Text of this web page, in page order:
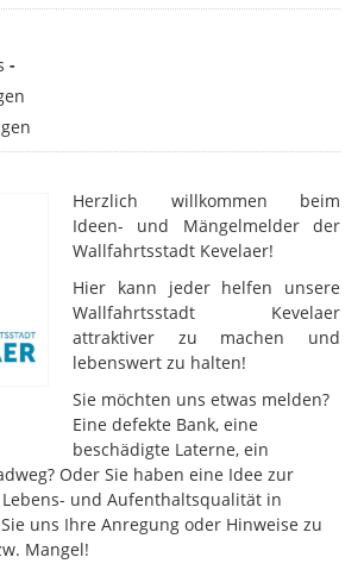
-
Herzlich willkommen beim
Ideen- und Mängelmelder der
Wallfahrtsstadt Kevelaer!
Hier kann jeder helfen unsere
Wallfahrtsstadt Kevelaer
attraktiver zu machen und
lebenswert zu halten!
Sie möchten uns etwas melden?
Eine defekte Bank, eine
beschädigte Laterne, ein
Oder Sie haben eine Idee zur
und Aufenthaltsqualität in
uns Ihre Anregung oder Hinweise zu
Mangel!